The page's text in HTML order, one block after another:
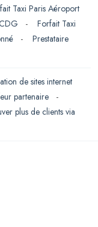
Taxi Paris Aéroport
- Forfait Taxi
- Prestataire
de sites internet
partenaire
-
plus de clients via